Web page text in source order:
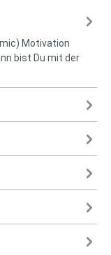
Motivation
bist Du mit der